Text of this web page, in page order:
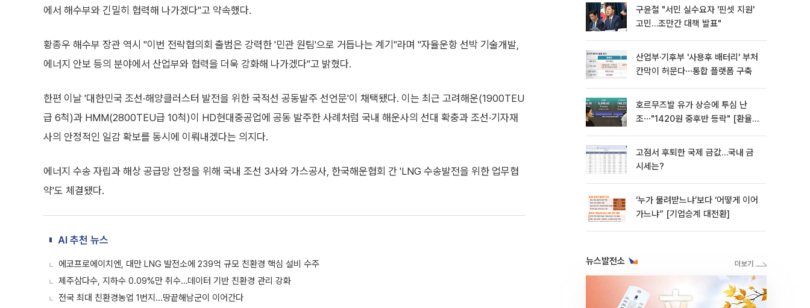
에서 해수부와 긴밀히 협력해 나가겠다"고 약속했다.
황종우 해수부 장관 역시 "이번 전략협의회 출범은 강력한 '민관 원팀'으로 거듭나는 계기"라며 "자율운항 선박 기술개발,
에너지 안보 등의 분야에서 산업부와 협력을 더욱 강화해 나가겠다"고 밝혔다.
한편 이날 '대한민국 조선·해양클러스터 발전을 위한 국적선 공동발주 선언문'이 채택됐다. 이는 최근 고려해운(1900TEU
급 6척)과 HMM(2800TEU급 10척)이 HD현대중공업에 공동 발주한 사례처럼 국내 해운사의 선대 확충과 조선·기자재
사의 안정적인 일감 확보를 동시에 이뤄내겠다는 의지다.
에너지 수송 자립과 해상 공급망 안정을 위해 국내 조선 3사와 가스공사, 한국해운협회 간 'LNG 수송발전을 위한 업무협
약'도 체결됐다.
AI 추천 뉴스
에코프로에이치엔, 대만 LNG 발전소에 239억 규모 친환경 핵심 설비 수주
제주삼다수, 지하수 0.09%만 취수…데이터 기반 친환경 관리 강화
전국 최대 친환경농업 1번지...땅끝해남군이 이어간다
구윤철 "서민 실수요자 '핀셋 지원'
고민…조만간 대책 발표"
산업부·기후부 '사용후 배터리' 부처
칸막이 허문다⋯통합 플랫폼 구축
호르무즈발 유가 상승에 투심 난
조⋯"1420원 중후반 등락" [환율전
고점서 후퇴한 국제 금값…국내 금
시세는?
‘누가 물려받느냐’보다 ‘어떻게 이어
가느냐” [기업승계 대전환]
뉴스발전소